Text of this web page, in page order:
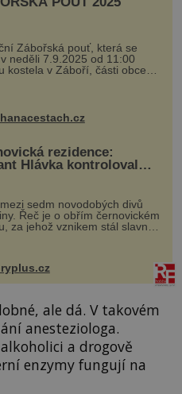
Zábořská pouť, která se
neděli 7.9.2025 od 11:00
kostela v Záboří, části obce
V programu naleznete
prohlídku kostela,
rezidence:
Hlávka kontroloval
sedm novodobých divů
Řeč je o obřím černovickém
za jehož vznikem stál slavný
architekt Josef Hlávka. Ten si
dal mimořádně záležet. Jeho
ale dá. V takovém
anesteziologa.
a drogově
enzymy fungují na